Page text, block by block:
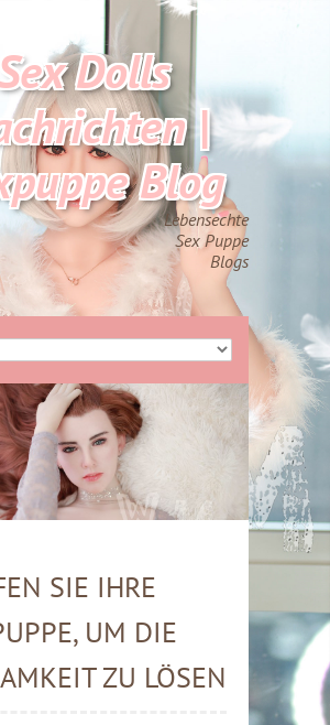
Dolls
|
Blog
Lebensechte
Sex Puppe
Blogs
SIE IHRE
UM DIE
ZU LÖSEN